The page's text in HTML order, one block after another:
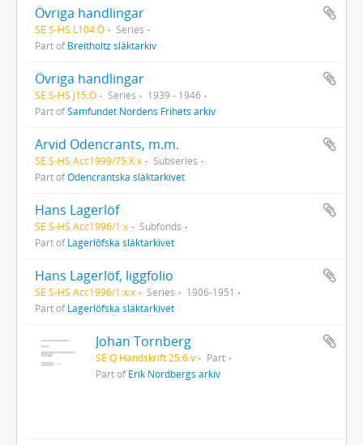
Övriga handlingar
SE S-HS L104:Ö
Series
Part ofBreitholtz släktarkiv
Övriga handlingar
SE S-HS J15:Ö Series
1939 - 1946
Part ofSamfundet Nordens Frihets arkiv
Arvid Odencrants, m.m.
SE S-HS Acc1999/75:X:x
Subseries
Part ofOdencrantska släktarkivet
Hans Lagerlöf
SE S-HS Acc1996/1:x
Subfonds
Part ofLagerlöfska släktarkivet
Hans Lagerlöf, liggfolio
SE S-HS Acc1996/1:x:x Series
1906-1951
Part ofLagerlöfska släktarkivet
Johan Tornberg
SE Q Handskrift 25:6:v
Part
Part ofErik Nordbergs arkiv